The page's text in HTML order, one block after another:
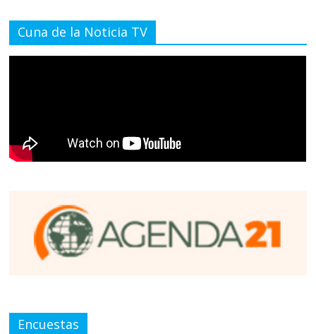
Cuna de la Noticia TV
Encuestas